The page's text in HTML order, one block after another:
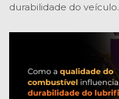
durabilidade do veículo.